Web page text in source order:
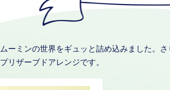
ムーミンの世界をギュッと詰め込みました。
プリザーブドアレンジです。